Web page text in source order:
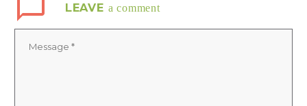
LEAVE a comment